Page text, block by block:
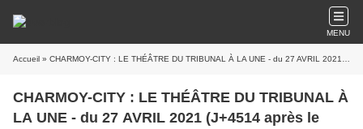
MENU
Accueil » CHARMOY-CITY : LE THÉÂTRE DU TRIBUNAL À LA UNE - du 27 AVRIL 2021 (J+4514 après le vote négatif fondateur)
CHARMOY-CITY : LE THÉÂTRE DU TRIBUNAL À
LA UNE - du 27 AVRIL 2021 (J+4514 après le